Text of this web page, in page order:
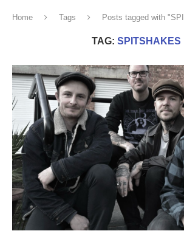
Home Tags Posts tagged with
TAG: SPITSHAKES